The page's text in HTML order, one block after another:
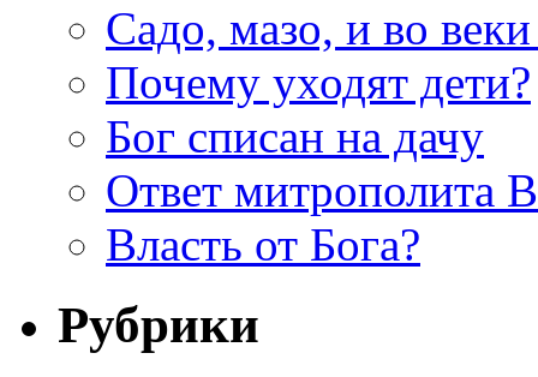
Садо, мазо, и во веки
Почему уходят дети?
Бог списан на дачу
Ответ митрополита
Власть от Бога?
Рубрики